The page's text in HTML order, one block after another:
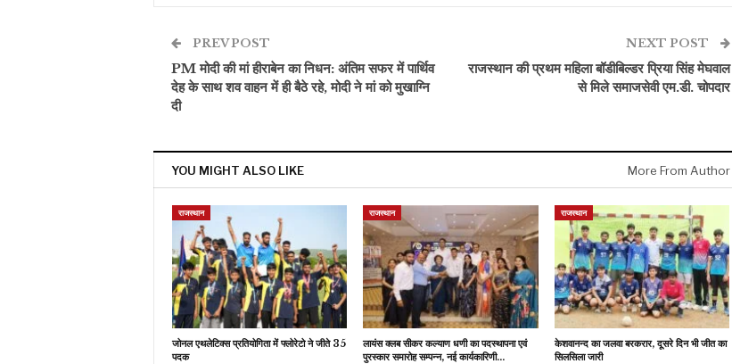
PREV POST
PM मोदी की मां हीराबेन का निधन: अंतिम सफर में पार्थिव
देह के साथ शव वाहन में ही बैठे रहे, मोदी ने मां को मुखाग्नि
दी
NEXT POST
राजस्थान की प्रथम महिला बॉडीबिल्डर प्रिया सिंह मेघवाल
से मिले समाजसेवी एम.डी. चोपदार
YOU MIGHT ALSO LIKE More From Author
राजस्थान
जोनल एथलेटिक्स प्रतियोगिता में फ्लोरेटो ने जीते 35
पदक
राजस्थान
लायंस क्लब सीकर कल्याण धणी का पदस्थापना एवं
पुरस्कार समारोह सम्पन्न, नई कार्यकारिणी…
राजस्थान
केशवानन्द का जलवा बरकरार, दूसरे दिन भी जीत का
सिलसिला जारी